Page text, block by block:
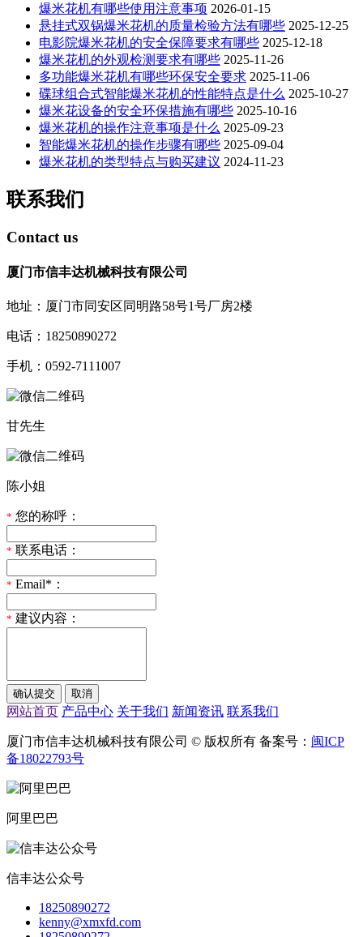
爆米花机有哪些使用注意事项 2026-01-15
悬挂式双锅爆米花机的质量检验方法有哪些 2025-12-25
电影院爆米花机的安全保障要求有哪些 2025-12-18
爆米花机的外观检测要求有哪些 2025-11-26
多功能爆米花机有哪些环保安全要求 2025-11-06
碟球组合式智能爆米花机的性能特点是什么 2025-10-27
爆米花设备的安全环保措施有哪些 2025-10-16
爆米花机的操作注意事项是什么 2025-09-23
智能爆米花机的操作步骤有哪些 2025-09-04
爆米花机的类型特点与购买建议 2024-11-23
联系我们
Contact us
厦门市信丰达机械科技有限公司
地址：厦门市同安区同明路58号1号厂房2楼
电话：18250890272
手机：0592-7111007
甘先生
陈小姐
* 您的称呼：
* 联系电话：
* Email*：
* 建议内容：
网站首页 产品中心 关于我们 新闻资讯 联系我们
厦门市信丰达机械科技有限公司 © 版权所有 备案号： 闽ICP
备18022793号
阿里巴巴
信丰达公众号
18250890272
kenny@xmxfd.com